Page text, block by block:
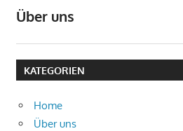
Über uns
KATEGORIEN
Home
Über uns